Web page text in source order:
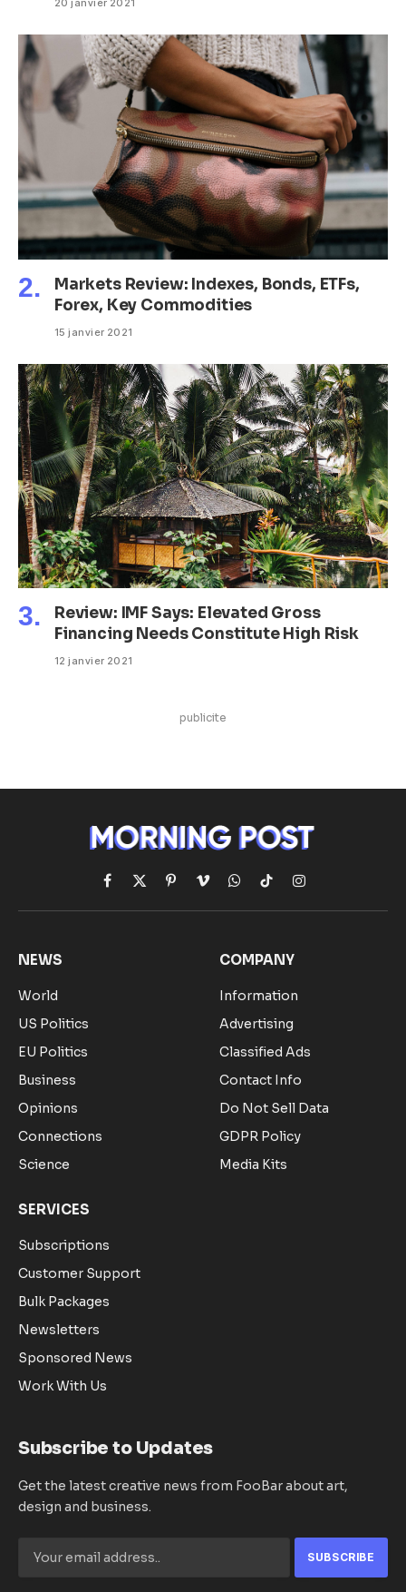
20 janvier 2021
Markets Review: Indexes, Bonds, ETFs,
Forex, Key Commodities
15 janvier 2021
Review: IMF Says: Elevated Gross
Financing Needs Constitute High Risk
12 janvier 2021
publicite
Facebook
X
(Twitter)
Pinterest
VimeoWhatsApp
TikTokInstagram
NEWS
World
US Politics
EU Politics
Business
Opinions
Connections
Science
COMPANY
Information
Advertising
Classified Ads
Contact Info
Do Not Sell Data
GDPR Policy
Media Kits
SERVICES
Subscriptions
Customer Support
Bulk Packages
Newsletters
Sponsored News
Work With Us
Subscribe to Updates
Get the latest creative news from FooBar about art,
design and business.